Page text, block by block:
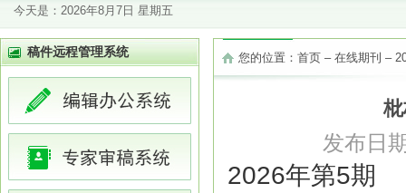
今天是： 2026年8月7日 星期五
稿件远程管理系统 您的位置： 首页 – 在线期刊 –
发布日
2026年第5期